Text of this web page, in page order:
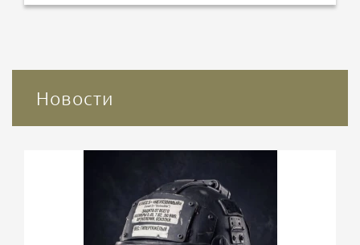
Новости